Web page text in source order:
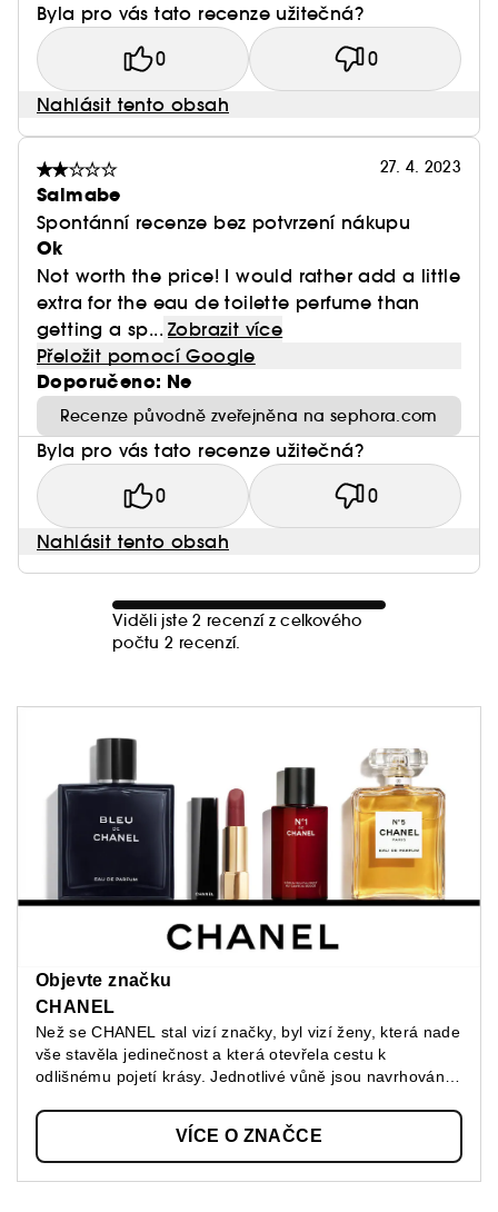
Byla pro vás tato recenze užitečná?
0 0
Nahlásit tento obsah
27. 4. 2023
Salmabe
Spontánní recenze bez potvrzení nákupu
Ok
Not worth the price! I would rather add a little
extra for the eau de toilette perfume than
getting a sp... Zobrazit více
Přeložit pomocí Google
Doporučeno: Ne
Recenze původně zveřejněna na sephora.com
Byla pro vás tato recenze užitečná?
0 0
Nahlásit tento obsah
Viděli jste 2 recenzí z celkového
počtu 2 recenzí.
Objevte značku
CHANEL
Než se CHANEL stal vizí značky, byl vizí ženy, která nade
vše stavěla jedinečnost a která otevřela cestu k
odlišnému pojetí krásy. Jednotlivé vůně jsou navrhovány
pleť jsou myšleny jako nástroj sebevyjádření a make-up
je vnímán jako vyjádření síly, stejně proměnlivé jako
barvy, textury a finiše jeho produktů. CHANEL tak vybízí
ke kreativitě, která je vždy správná, neboť se pokaždé
VÍCE O ZNAČCE